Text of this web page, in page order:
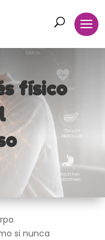
físico
si nunca